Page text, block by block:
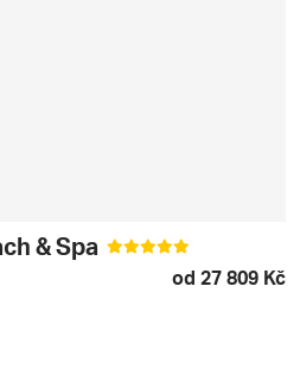
& Spa
od 27 809 Kč